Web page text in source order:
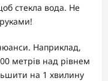
стекла вода. Не
Наприклад,
метрів над рівнем
на 1 хвилину